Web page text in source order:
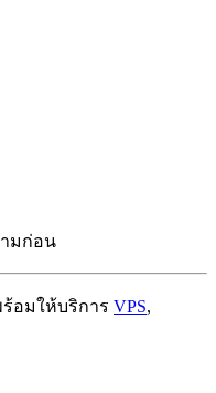
ามก่อน
อมให้บริการ VPS,